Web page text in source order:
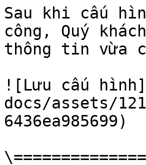
Sau khi cấu
công, Quý
thông tin vừa
![Lưu cấu
docs/assets/
6436ea985699)